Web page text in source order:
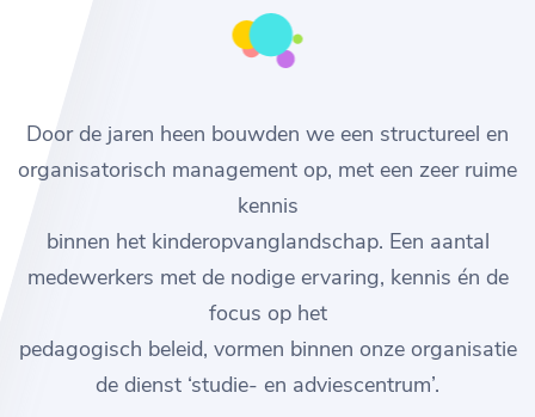
Door de jaren heen bouwden we een structureel en
organisatorisch management op, met een zeer ruime
kennis
binnen het kinderopvanglandschap. Een aantal
medewerkers met de nodige ervaring, kennis én de
focus op het
pedagogisch beleid, vormen binnen onze organisatie
de dienst ‘studie- en adviescentrum’.